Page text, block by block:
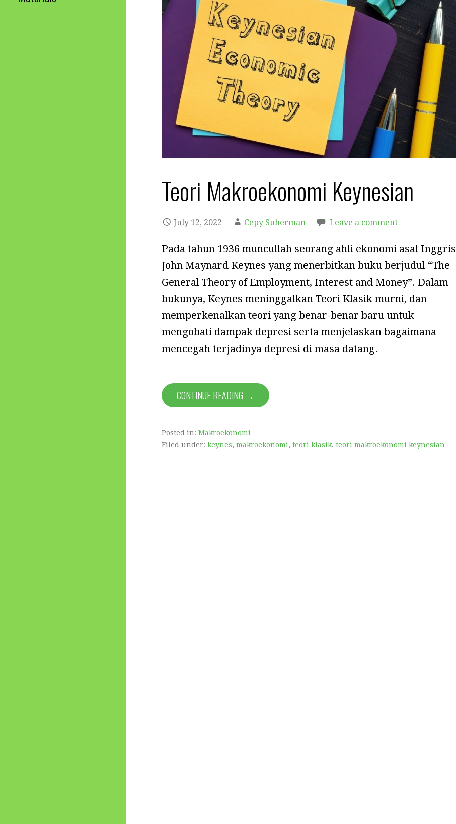
Teori Makroekonomi Keynesian
July 12, 2022 Cepy Suherman Leave a comment
Pada tahun 1936 muncullah seorang ahli ekonomi asal Inggris
John Maynard Keynes yang menerbitkan buku berjudul “The
General Theory of Employment, Interest and Money”. Dalam
bukunya, Keynes meninggalkan Teori Klasik murni, dan
memperkenalkan teori yang benar-benar baru untuk
mengobati dampak depresi serta menjelaskan bagaimana
mencegah terjadinya depresi di masa datang.
CONTINUE READING →
Posted in: Makroekonomi
Filed under: keynes, makroekonomi, teori klasik, teori makroekonomi keynesian